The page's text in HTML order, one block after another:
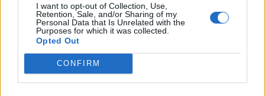
I want to opt-out of Collection, Use,
Retention, Sale, and/or Sharing of my
Personal Data that Is Unrelated with the
Purposes for which it was collected.
Opted Out
CONFIRM
In evidenza